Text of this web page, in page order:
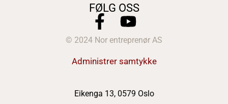
FØLG OSS
© 2024 Nor entreprenør AS
Administrer samtykke
Eikenga 13, 0579 Oslo